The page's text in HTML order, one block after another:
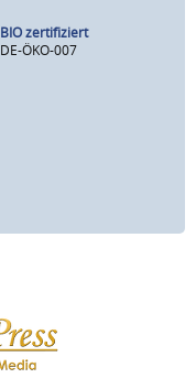
BIO zertifiziert
DE-ÖKO-007